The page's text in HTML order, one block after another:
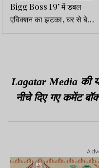
Bigg Boss 19’ में डबल
एविक्शन का झटका, घर से बेघर
होंगे अभिषेक और नीलम
Lagatar Media की
नीचे दिए गए कमेंट